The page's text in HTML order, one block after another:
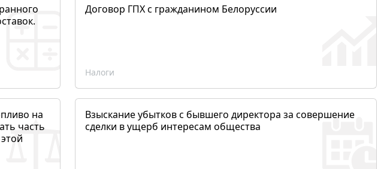
Договор ГПХ с гражданином Белоруссии
Налоги
на
часть
Взыскание убытков с бывшего директора за совершение
сделки в ущерб интересам общества